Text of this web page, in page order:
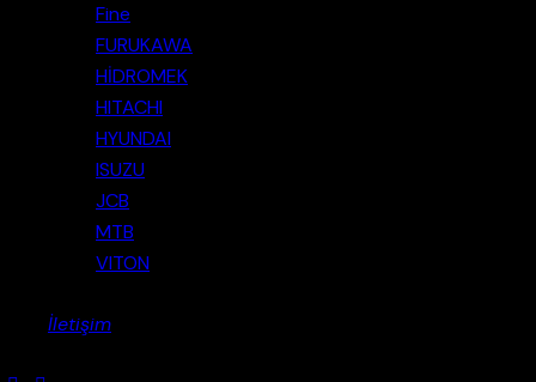
Fine
FURUKAWA
HİDROMEK
HITACHI
HYUNDAI
ISUZU
JCB
MTB
VITON
İletişim